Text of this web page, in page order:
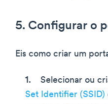
5. Configurar o
Eis como criar um
Selecionar ou
Set Identifier (SSID)